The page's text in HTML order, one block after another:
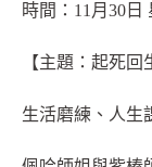
時間：11月30日
【主題：起死回
生活磨練、人生